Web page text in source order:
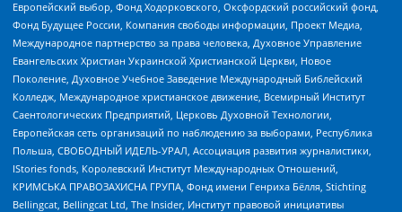
Европейский выбор, Фонд Ходорковского, Оксфордский российский фонд,
Фонд Будущее России, Компания свободы информации, Проект Медиа,
Международное партнерство за права человека, Духовное Управление
Евангельских Христиан Украинской Христианской Церкви, Новое
Поколение, Духовное Учебное Заведение Международный Библейский
Колледж, Международное христианское движение, Всемирный Институт
Саентологических Предприятий, Церковь Духовной Технологии,
Европейская сеть организаций по наблюдению за выборами, Республика
Польша, СВОБОДНЫЙ ИДЕЛЬ-УРАЛ, Ассоциация развития журналистики,
IStories fonds, Королевский Институт Международных Отношений,
КРИМСЬКА ПРАВОЗАХИСНА ГРУПА, Фонд имени Генриха Бёлля, Stichting
Bellingcat, Bellingcat Ltd, The Insider, Институт правовой инициативы